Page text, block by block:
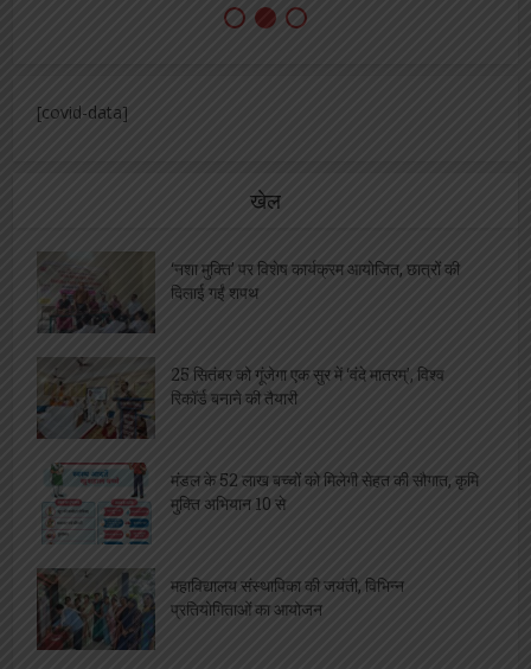
[covid-data]
खेल
‘नशा मुक्ति’ पर विशेष कार्यक्रम आयोजित, छात्रों की
दिलाई गईं शपथ
25 सितंबर को गूंजेगा एक सुर में ‘वंदे मातरम्’, विश्व
रिकॉर्ड बनाने की तैयारी
मंडल के 52 लाख बच्चों को मिलेगी सेहत की सौगात, कृमि
मुक्ति अभियान 10 से
महाविद्यालय संस्थापिका की जयंती, विभिन्न
प्रतियोगिताओं का आयोजन